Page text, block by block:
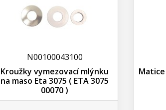
N00100043100
Kroužky vymezovací mlýnku
na maso Eta 3075 ( ETA 3075
00070 )